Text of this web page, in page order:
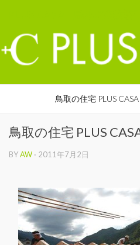
鳥取の住宅 PLUS
鳥取の住宅 PLUS
BYAW · 2011年7月2日